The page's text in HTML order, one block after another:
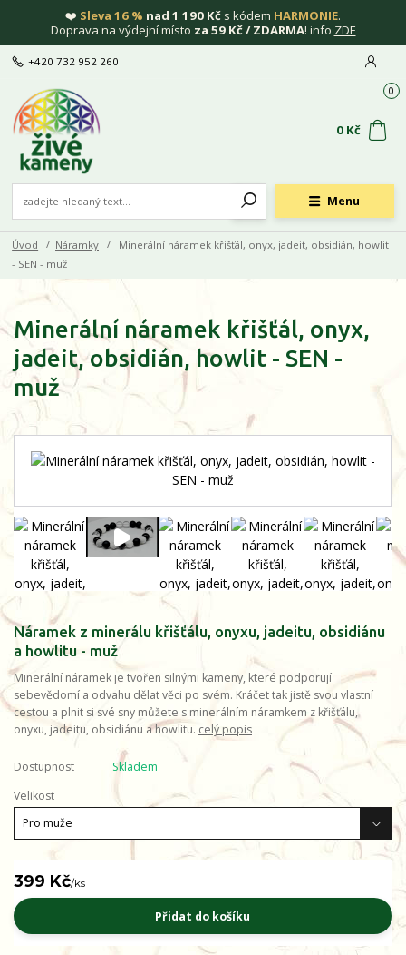
❤️ Sleva 16 % nad 1 190 Kč s kódem HARMONIE.
Doprava na výdejní místo za 59 Kč / ZDARMA! info ZDE
Menu
+420 732 952 260
0
0 Kč
Úvod Náramky
Minerální náramek křišťál, onyx, jadeit, obsidián, howlit
- SEN - muž
Minerální náramek křišťál, onyx,
jadeit, obsidián, howlit - SEN -
muž
Náramek z minerálu křišťálu, onyxu, jadeitu, obsidiánu
a howlitu - muž
Minerální náramek je tvořen silnými kameny, které podporují
sebevědomí a odvahu dělat věci po svém. Kráčet tak jistě svou vlastní
cestou a plnit si své sny můžete s minerálním náramkem z křišťálu,
onyxu, jadeitu, obsidiánu a howlitu. celý popis
Dostupnost
Skladem
Velikost
399 Kč/ks
Přidat do košíku